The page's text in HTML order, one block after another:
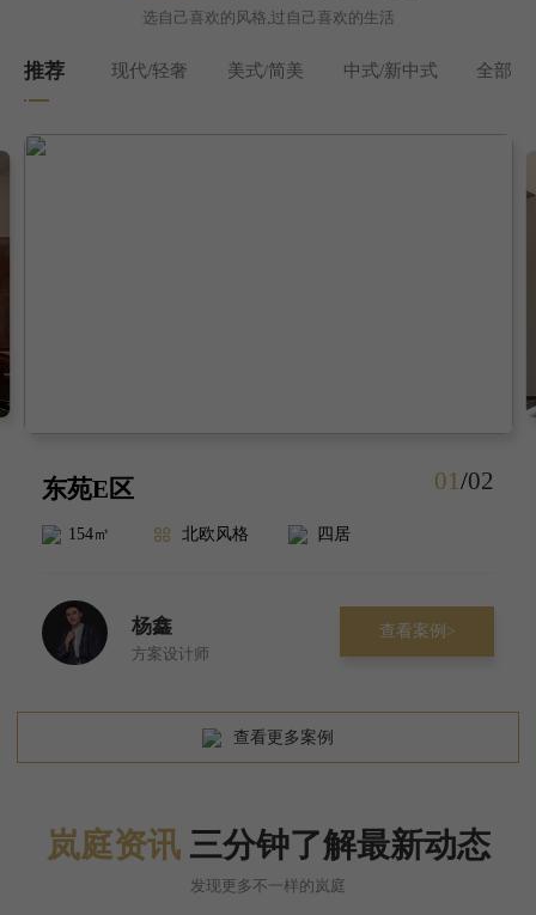
选自己喜欢的风格,过自己喜欢的生活
推荐 现代/轻奢 美式/简美 中式/新中式 全部
01/02
东苑E区
154㎡ 北欧风格 四居
杨鑫
方案设计师
查看案例>
查看更多案例
岚庭资讯 三分钟了解最新动态
发现更多不一样的岚庭